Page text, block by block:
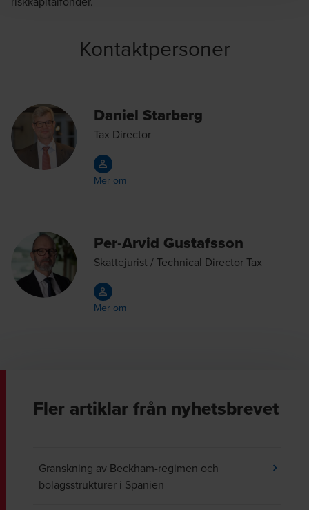
Kontaktpersoner
Daniel Starberg
Tax Director
Mer om
Per-Arvid Gustafsson
Skattejurist / Technical Director Tax
Mer om
Fler artiklar från nyhetsbrevet
Granskning av Beckham-regimen och
bolagsstrukturer i Spanien